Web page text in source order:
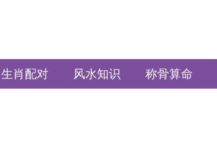
生肖配对 风水知识 称骨算命